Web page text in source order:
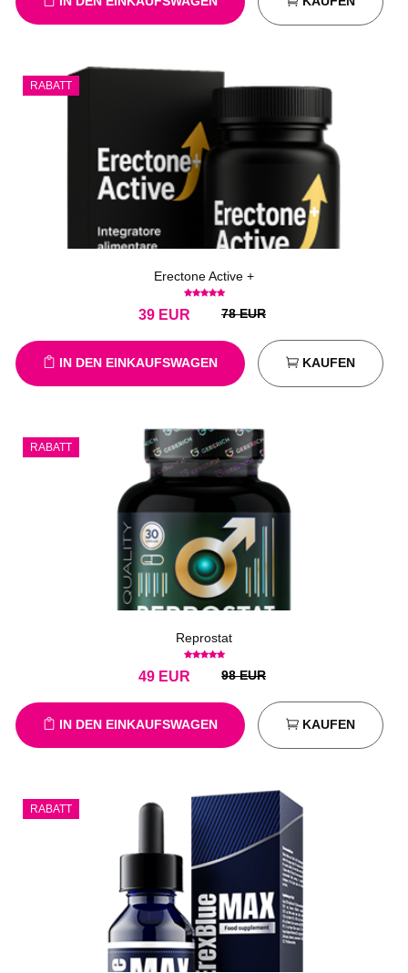
RABATT
Erectone Active +
EUR
39 78 EUR
IN DEN EINKAUFSWAGEN KAUFEN
RABATT
Reprostat
EUR
49 98 EUR
IN DEN EINKAUFSWAGEN KAUFEN
RABATT